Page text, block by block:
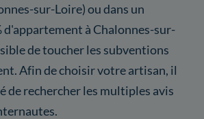
sur-Loire) ou dans un
d'appartement à Chalonnes-sur-
de toucher les subventions
Afin de choisir votre artisan, il
de rechercher les multiples avis